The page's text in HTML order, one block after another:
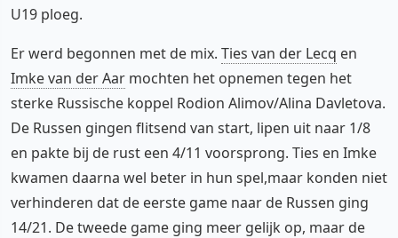
U19 ploeg.
Er werd begonnen met de mix. Ties van der Lecq en
Imke van der Aar mochten het opnemen tegen het
sterke Russische koppel Rodion Alimov/Alina Davletova.
De Russen gingen flitsend van start, lipen uit naar 1/8
en pakte bij de rust een 4/11 voorsprong. Ties en Imke
kwamen daarna wel beter in hun spel,maar konden niet
verhinderen dat de eerste game naar de Russen ging
14/21. De tweede game ging meer gelijk op, maar de